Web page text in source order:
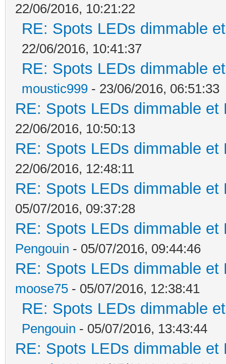
22/06/2016, 10:21:22
RE: Spots LEDs dimmable
22/06/2016, 10:41:37
RE: Spots LEDs dimmable
moustic999 - 23/06/2016, 06:51:33
RE: Spots LEDs dimmable
22/06/2016, 10:50:13
RE: Spots LEDs dimmable
22/06/2016, 12:48:11
RE: Spots LEDs dimmable
05/07/2016, 09:37:28
RE: Spots LEDs dimmable
Pengouin - 05/07/2016, 09:44:46
RE: Spots LEDs dimmable
moose75 - 05/07/2016, 12:38:41
RE: Spots LEDs dimmable
Pengouin - 05/07/2016, 13:43:44
RE: Spots LEDs dimmable